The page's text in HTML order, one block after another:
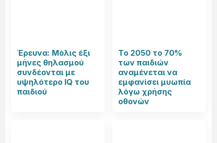
Έρευνα: Μόλις έξι
μήνες θηλασμού
συνδέονται με
υψηλότερο IQ του
παιδιού
Το 2050 το 70%
των παιδιών
αναμένεται να
εμφανίσει μυωπία
λόγω χρήσης
οθονών